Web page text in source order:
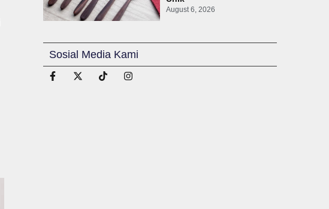
August 6, 2026
Sosial Media Kami